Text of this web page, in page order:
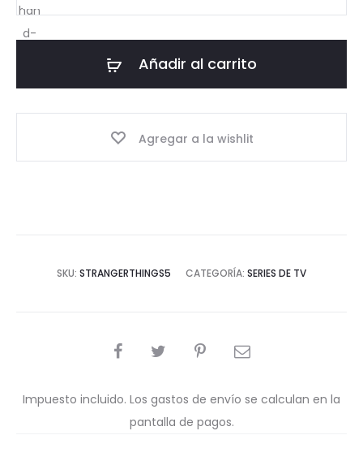
Things
Pin
Añadir al carrito
Agregar a la wishlit
SKU: STRANGERTHINGS5 CATEGORÍA: SERIES DE TV
COMPARTIR
Impuesto incluido. Los gastos de envío se calculan en la
pantalla de pagos.